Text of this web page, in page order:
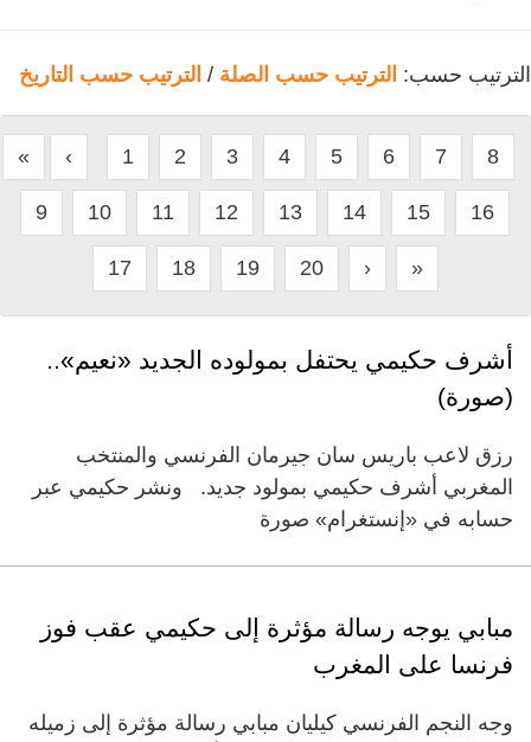
الترتيب حسب: الترتيب حسب الصلة / الترتيب حسب التاريخ
« ‹ 1 2 3 4 5 6 7 8
9 10 11 12 13 14 15 16
17 18 19 20 › »
أشرف حكيمي يحتفل بمولوده الجديد «نعيم»..
(صورة)
رزق لاعب باريس سان جيرمان الفرنسي والمنتخب
المغربي أشرف حكيمي بمولود جديد. ونشر حكيمي عبر
حسابه في «إنستغرام» صورة
مبابي يوجه رسالة مؤثرة إلى حكيمي عقب فوز
فرنسا على المغرب
وجه النجم الفرنسي كيليان مبابي رسالة مؤثرة إلى زميله